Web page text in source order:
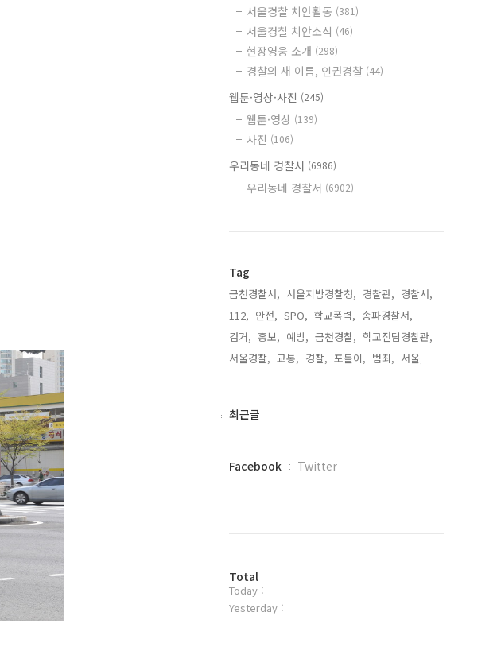
서울경찰 치안활동 (381)
서울경찰 치안소식 (46)
현장영웅 소개 (298)
경찰의 새 이름, 인권경찰 (44)
웹툰·영상·사진 (245)
웹툰·영상 (139)
사진 (106)
우리동네 경찰서 (6986)
우리동네 경찰서 (6902)
Tag
금천경찰서, 서울지방경찰청, 경찰관, 경찰서,
112, 안전, SPO, 학교폭력, 송파경찰서,
검거, 홍보, 예방, 금천경찰, 학교전담경찰관,
서울경찰, 교통, 경찰, 포돌이, 범죄, 서울,
최
최근글
페
플
러
그
Facebook Twitter
방
문
자
Total
Today :
Yesterday :